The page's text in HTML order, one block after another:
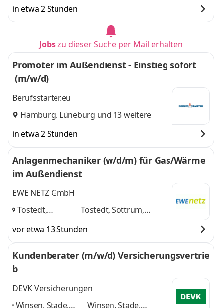
in etwa 2 Stunden
Jobszu dieser Suche per Mail erhalten
Promoter im Außendienst - Einstieg sofort
(m/w/d)
Berufsstarter.eu
Hamburg, Lüneburg und 13 weitere
in etwa 2 Stunden
Anlagenmechaniker (w/d/m) für Gas/Wärme
im Außendienst
EWE NETZ GmbH
Tostedt,
Bremervörde,
Tostedt, Sottrum,
weitere
vor etwa 13 Stunden
Kundenberater (m/w/d) Versicherungsvertrie
b
DEVK Versicherungen
Winsen, Stade,
Winsen, Stade,